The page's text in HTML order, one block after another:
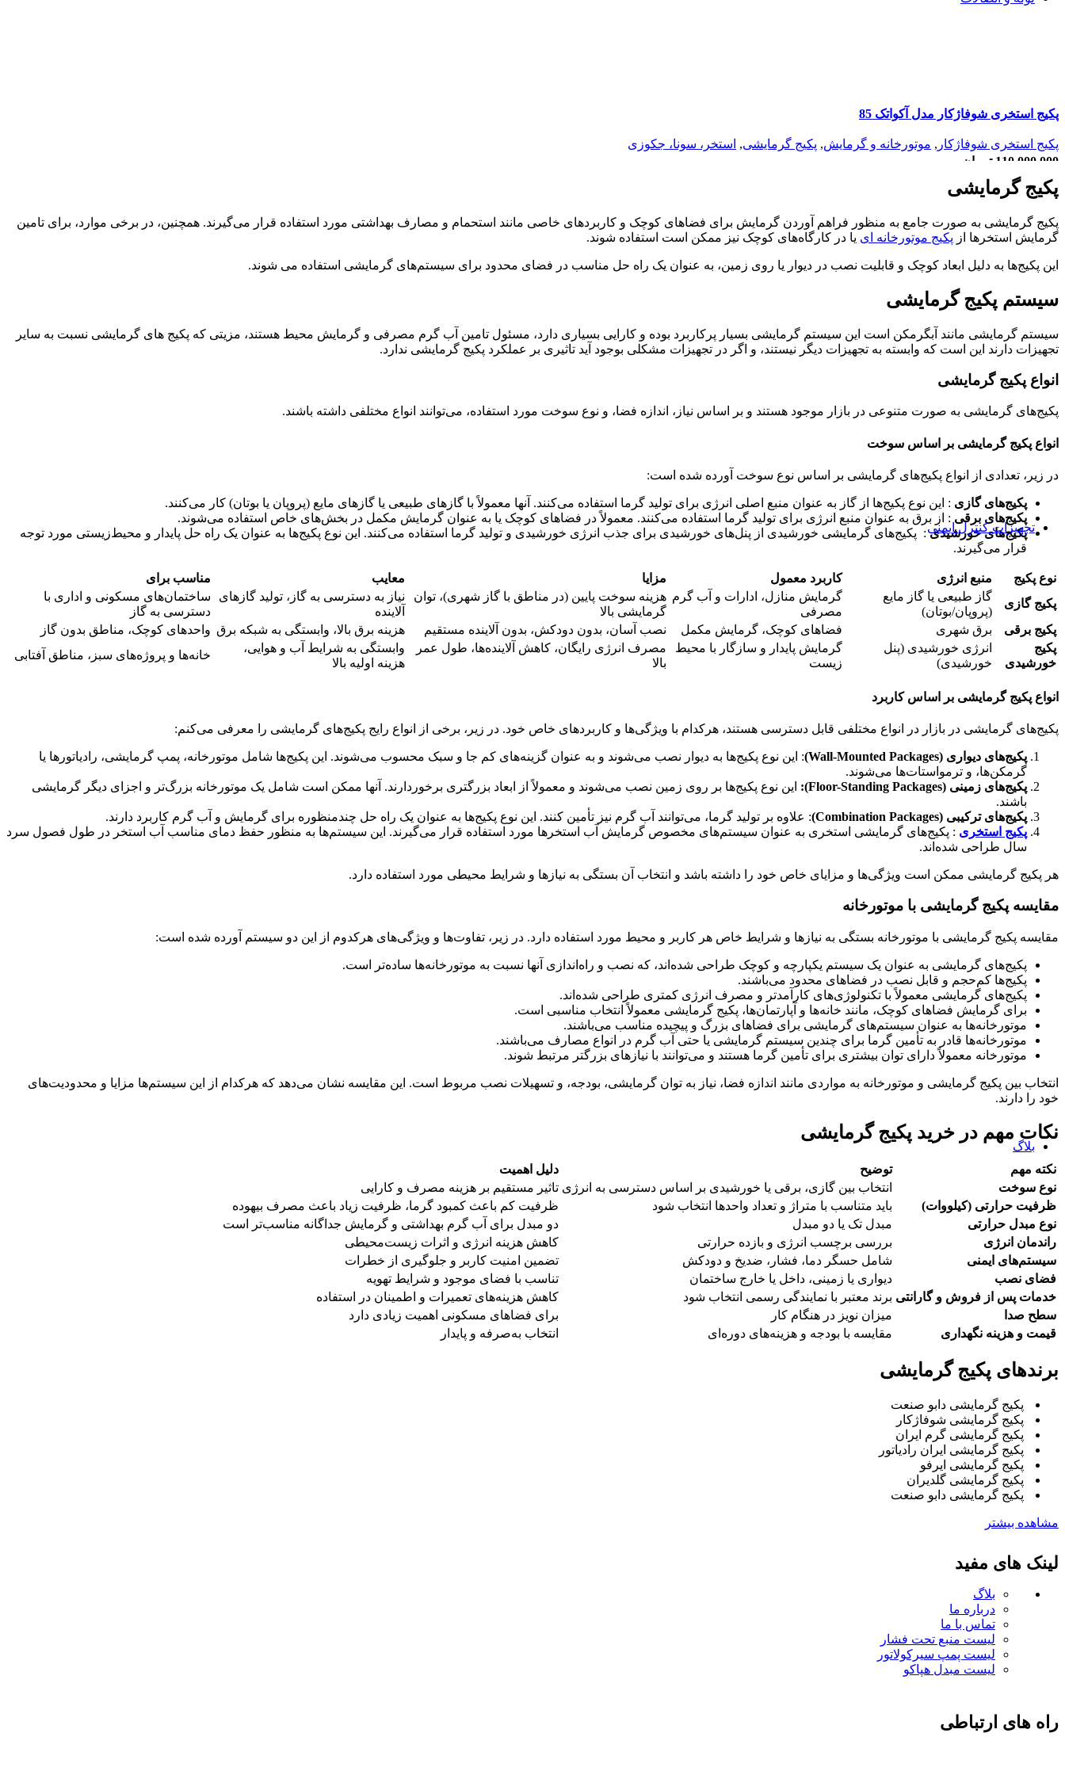
لرزه گیر کانالی
لرزه گیر لاستیکی
اتصالات جوشی
اتصالات ساکتی
شیر آلات صنعتی
شیر توپی
شیر دیافراگمی
لوله (پایپ)
لوله پلیمری
لوله فولادی
تله بخار
تله بخار فلوتری
فلنج
فلنج ساکتی
فلنج گلودار جوشی
اکچویتور
اکچویتور برقی
اکچویتور پنوماتیک
توپی انسداد
توپی انسداد آب و فاضلاب
توپی انسداد مخروطی
توپی انسداد نفت و گاز
توپی انسداد هسته فلزی
تجهیزات کنترل ایمنی
آنالیزر مایعات
متر pH
( مترEC)هدایت سنج
دستگاه رفراکتومتر
تجهیزات کنترل دبی
فلوترانسمیتر
فلومتر (دبی سنج)
فلوسوئیچ
تجهیزات کنترل فشار
پرشر سوییچ
تجهیزات کنترل سطح
سطح سنج یا لول متر
لول سوئیچ ها
لول ترانسمیتر
تجهیزات اعلام حریق
دتکتور اعلام حریق
آژیر فلاشر اعلام حریق
تجهیزات اطفاء حریق
جعبه آتش نشانی
کنترل مانیتورینگ و اتوماسیون
رله
دماسنج
کنترل هوشمند
شیر کنترل ایمنی
شیر برقی
شیر حساس به زلزله
شیر اطمینان
شیر موتوری
ترمومتر
آنالیزر گاز
اکسیژن سنج
بلاگ
پکیج استخری شوفاژکار مدل آکواتک 85
پکیج استخری شوفاژکار , موتورخانه و گرمایش, پکیج گرمایشی, استخر، سونا، جکوزی
110.000.000 تومان
افزودن به سبد خرید
پکیج گرمایشی
پکیج گرمایشی به صورت جامع به منظور فراهم آوردن گرمایش برای فضاهای کوچک و کاربردهای خاصی مانند استحمام و مصارف بهداشتی مورد استفاده قرار می‌گیرند. همچنین، در برخی موارد، برای تامین
گرمایش استخرها از پکیج موتورخانه ای یا در کارگاه‌های کوچک نیز ممکن است استفاده شوند.
این پکیج‌ها به دلیل ابعاد کوچک و قابلیت نصب در دیوار یا روی زمین، به عنوان یک راه حل مناسب در فضای محدود برای سیستم‌های گرمایشی استفاده می شوند.
سیستم پکیج گرمایشی
سیستم گرمایشی مانند آبگرمکن است این سیستم گرمایشی بسیار پرکاربرد بوده و کارایی بسیاری دارد، مسئول تامین آب گرم مصرفی و گرمایش محیط هستند، مزیتی که پکیج های گرمایشی نسبت به سایر
تجهیزات دارند این است که وابسته به تجهیزات دیگر نیستند، و اگر در تجهیزات مشکلی بوجود آید تاثیری بر عملکرد پکیج گرمایشی ندارد.
انواع پکیج گرمایشی
پکیج‌های گرمایشی به صورت متنوعی در بازار موجود هستند و بر اساس نیاز، اندازه‌ فضا، و نوع سوخت مورد استفاده، می‌توانند انواع مختلفی داشته باشند.
انواع پکیج گرمایشی بر اساس سوخت
در زیر، تعدادی از انواع پکیج‌های گرمایشی بر اساس نوع سوخت آورده شده است:
پکیج‌های گازی : این نوع پکیج‌ها از گاز به عنوان منبع اصلی انرژی برای تولید گرما استفاده می‌کنند. آنها معمولاً با گاز‌های طبیعی یا گاز‌های مایع (پروپان یا بوتان) کار می‌کنند.
پکیج‌های برقی : از برق به عنوان منبع انرژی برای تولید گرما استفاده می‌کنند. معمولاً در فضاهای کوچک یا به عنوان گرمایش مکمل در بخش‌های خاص استفاده می‌شوند.
پکیج‌های خورشیدی: پکیج‌های گرمایشی خورشیدی از پنل‌های خورشیدی برای جذب انرژی خورشیدی و تولید گرما استفاده می‌کنند. این نوع پکیج‌ها به عنوان یک راه حل پایدار و محیط‌زیستی مورد توجه
قرار می‌گیرند.
نوع پکیج منبع انرژی کاربرد معمول مزایا معایب
مناسب برای
پکیج گازی
گاز طبیعی یا گاز مایع
(پروپان/بوتان)
گرمایش منازل، ادارات و آب گرم
مصرفی
هزینه سوخت پایین (در مناطق با گاز شهری)، توان
گرمایشی بالا
نیاز به دسترسی به گاز، تولید گازهای
آلاینده
ساختمان‌های مسکونی و اداری با
دسترسی به گاز
پکیج برقی
برق شهری فضاهای کوچک، گرمایش مکمل نصب آسان، بدون دودکش، بدون آلاینده مستقیم هزینه برق بالا، وابستگی به شبکه برق واحدهای کوچک، مناطق بدون گاز
پکیج
خورشیدی
انرژی خورشیدی (پنل
خورشیدی)
گرمایش پایدار و سازگار با محیط
زیست
مصرف انرژی رایگان، کاهش آلاینده‌ها، طول عمر
بالا
وابستگی به شرایط آب و هوایی،
هزینه اولیه بالا
خانه‌ها و پروژه‌های سبز، مناطق آفتابی
انواع پکیج گرمایشی بر اساس کاربرد
پکیج‌های گرمایشی در بازار در انواع مختلفی قابل دسترسی هستند، هرکدام با ویژگی‌ها و کاربردهای خاص خود. در زیر، برخی از انواع رایج پکیج‌های گرمایشی را معرفی می‌کنم:
پکیج‌های دیواری (Wall-Mounted Packages)
: این نوع پکیج‌ها به دیوار نصب می‌شوند و به عنوان گزینه‌های کم جا و سبک محسوب می‌شوند. این پکیج‌ها شامل موتورخانه، پمپ گرمایشی، رادیاتورها یا
گرمکن‌ها، و ترمواستات‌ها می‌شوند.
پکیج‌های زمینی (Floor-Standing Packages):
این نوع پکیج‌ها بر روی زمین نصب می‌شوند و معمولاً از ابعاد بزرگتری برخوردارند. آنها ممکن است شامل یک موتورخانه بزرگ‌تر و اجزای دیگر گرمایشی
باشند.
پکیج‌های ترکیبی (Combination Packages)
: علاوه بر تولید گرما، می‌توانند آب گرم نیز تأمین کنند. این نوع پکیج‌ها به عنوان یک راه حل چندمنظوره برای گرمایش و آب گرم کاربرد دارند.
پکیج استخری : پکیج‌های گرمایشی استخری به عنوان سیستم‌های مخصوص گرمایش آب استخرها مورد استفاده قرار می‌گیرند. این سیستم‌ها به منظور حفظ دمای مناسب آب استخر در طول فصول سرد
سال طراحی شده‌اند.
هر پکیج گرمایشی ممکن است ویژگی‌ها و مزایای خاص خود را داشته باشد و انتخاب آن بستگی به نیازها و شرایط محیطی مورد استفاده دارد.
مقایسه پکیج گرمایشی با موتورخانه
مقایسه پکیج گرمایشی با موتورخانه بستگی به نیازها و شرایط خاص هر کاربر و محیط مورد استفاده دارد. در زیر، تفاوت‌ها و ویژگی‌های هرکدوم از این دو سیستم آورده شده است:
پکیج‌های گرمایشی به عنوان یک سیستم یکپارچه و کوچک طراحی شده‌اند، که نصب و راه‌اندازی آنها نسبت به موتورخانه‌ها ساده‌تر است.
پکیج‌ها کم‌حجم و قابل نصب در فضاهای محدود می‌باشند.
پکیج‌های گرمایشی معمولاً با تکنولوژی‌های کارآمدتر و مصرف انرژی کمتری طراحی شده‌اند.
برای گرمایش فضاهای کوچک، مانند خانه‌ها و آپارتمان‌ها، پکیج گرمایشی معمولاً انتخاب مناسبی است.
موتورخانه‌ها به عنوان سیستم‌های گرمایشی برای فضاهای بزرگ و پیچیده مناسب می‌باشند.
موتورخانه‌ها قادر به تأمین گرما برای چندین سیستم گرمایشی یا حتی آب گرم در انواع مصارف می‌باشند.
موتورخانه معمولاً دارای توان بیشتری برای تأمین گرما هستند و می‌توانند با نیازهای بزرگتر مرتبط شوند.
انتخاب بین پکیج گرمایشی و موتورخانه به مواردی مانند اندازه فضا، نیاز به توان گرمایشی، بودجه، و تسهیلات نصب مربوط است. این مقایسه نشان می‌دهد که هرکدام از این سیستم‌ها مزایا و محدودیت‌های
خود را دارند.
نکات مهم در خرید پکیج گرمایشی
نکته مهم توضیح
دلیل اهمیت
نوع سوخت
انتخاب بین گازی، برقی یا خورشیدی بر اساس دسترسی به انرژی تاثیر مستقیم بر هزینه مصرف و کارایی
ظرفیت حرارتی (کیلووات)
باید متناسب با متراژ و تعداد واحدها انتخاب شود
ظرفیت کم باعث کمبود گرما، ظرفیت زیاد باعث مصرف بیهوده
نوع مبدل حرارتی
مبدل تک یا دو مبدل
دو مبدل برای آب گرم بهداشتی و گرمایش جداگانه مناسب‌تر است
راندمان انرژی
بررسی برچسب انرژی و بازده حرارتی
کاهش هزینه انرژی و اثرات زیست‌محیطی
سیستم‌های ایمنی
شامل حسگر دما، فشار، ضدیخ و دودکش
تضمین امنیت کاربر و جلوگیری از خطرات
فضای نصب
دیواری یا زمینی، داخل یا خارج ساختمان
تناسب با فضای موجود و شرایط تهویه
خدمات پس از فروش و گارانتی برند معتبر با نمایندگی رسمی انتخاب شود
کاهش هزینه‌های تعمیرات و اطمینان در استفاده
سطح صدا
میزان نویز در هنگام کار
برای فضاهای مسکونی اهمیت زیادی دارد
قیمت و هزینه نگهداری
مقایسه با بودجه و هزینه‌های دوره‌ای انتخاب به‌صرفه و پایدار
برندهای پکیج گرمایشی
پکیج گرمایشی دابو صنعت
پکیج گرمایشی شوفاژکار
پکیج گرمایشی گرم ایران
پکیج گرمایشی ایران رادیاتور
پکیج گرمایشی ایرفو
پکیج گرمایشی گلدیران
پکیج گرمایشی دابو صنعت
مشاهده بیشتر
لینک های مفید
بلاگ
درباره ما
تماس با ما
لیست منبع تحت فشار
لیست پمپ سیرکولاتور
لیست مبدل هپاکو
راه های ارتباطی